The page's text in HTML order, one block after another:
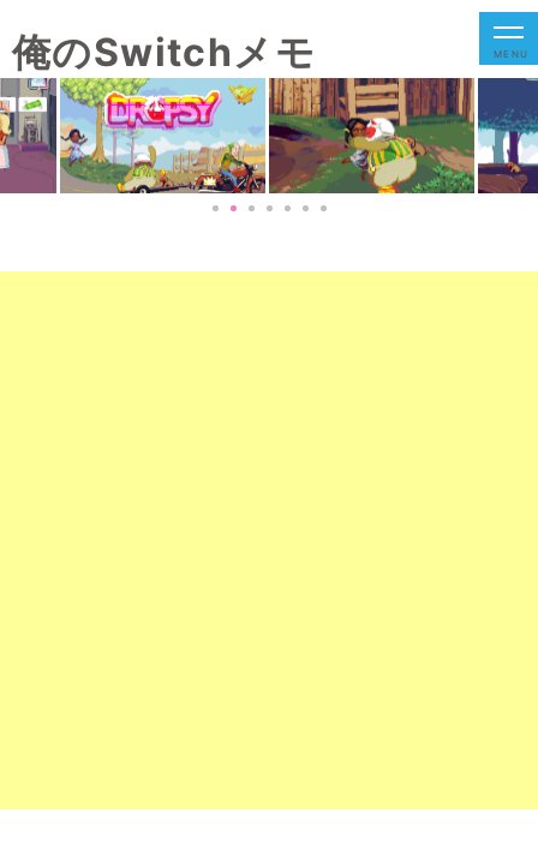
俺のSwitchメモ MENU